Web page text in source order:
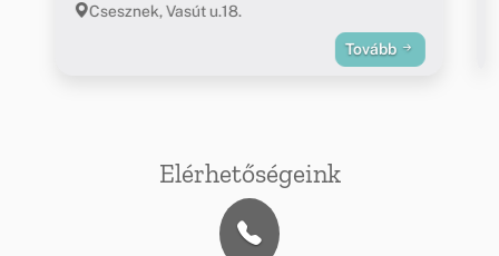
Csesznek, Vasút u.18.
Tovább
Elérhetőségeink